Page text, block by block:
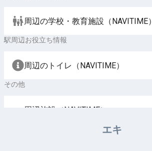
周辺の学校・教育施設（NAVITIME）
駅周辺お役立ち情報
周辺のトイレ（NAVITIME）
その他
周辺施設（NAVITIME）
エキ